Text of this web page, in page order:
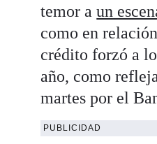
temor aun
como en
crédito forzó a
año, como
martes por el
PUBLICIDAD